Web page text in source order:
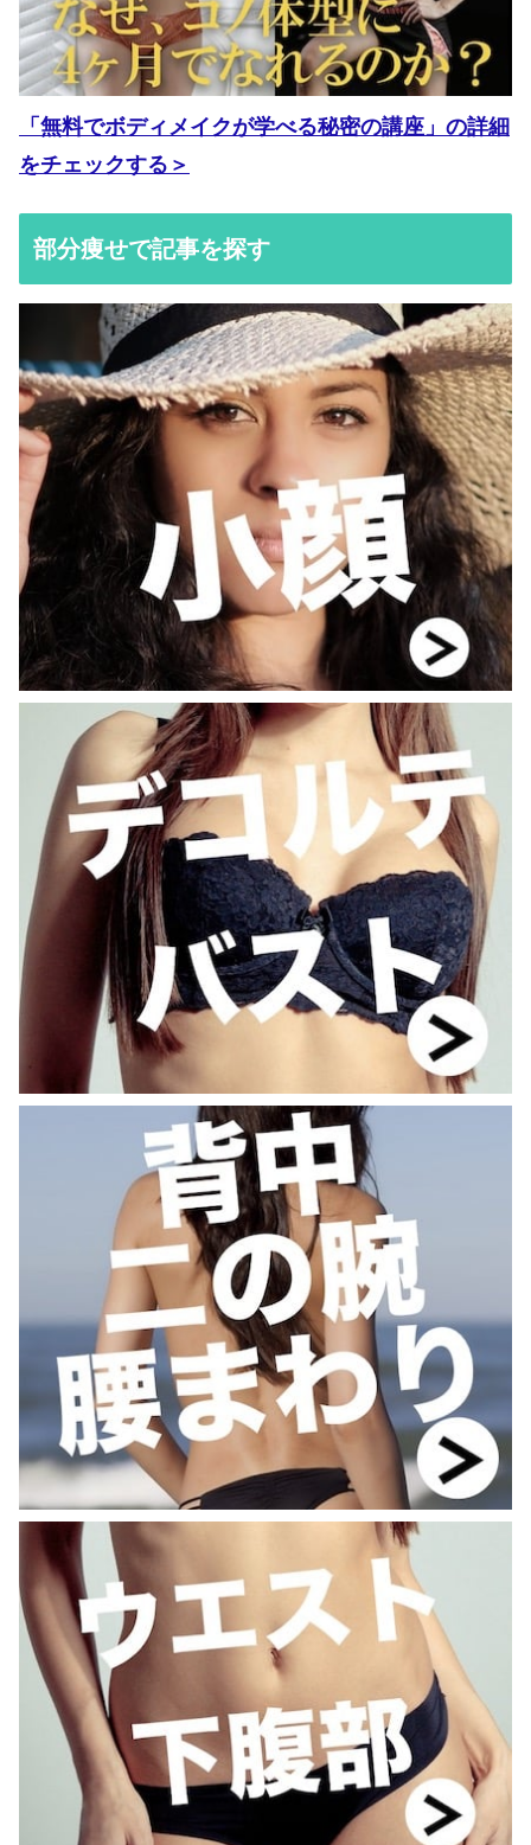
「無料でボディメイクが学べる秘密の講座」の詳細
をチェックする＞
部分痩せで記事を探す